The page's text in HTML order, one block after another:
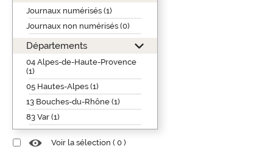
Journaux numérisés (1)
Journaux non numérisés (0)
Départements
04 Alpes-de-Haute-Provence
(1)
05 Hautes-Alpes (1)
13 Bouches-du-Rhône (1)
83 Var (1)
Voir la sélection ( 0 )